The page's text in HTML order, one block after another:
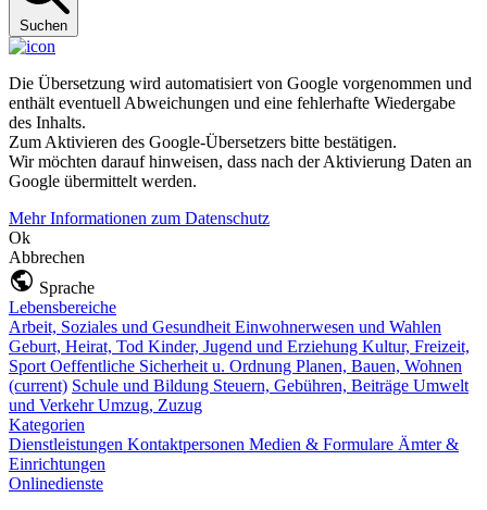
Suchen
Die Übersetzung wird automatisiert von Google vorgenommen und
enthält eventuell Abweichungen und eine fehlerhafte Wiedergabe
des Inhalts.
Zum Aktivieren des Google-Übersetzers bitte bestätigen.
Wir möchten darauf hinweisen, dass nach der Aktivierung Daten an
Google übermittelt werden.
Mehr Informationen zum Datenschutz
Ok
Abbrechen
Sprache
Lebensbereiche
Arbeit, Soziales und Gesundheit Einwohnerwesen und Wahlen
Geburt, Heirat, Tod Kinder, Jugend und Erziehung Kultur, Freizeit,
Sport Oeffentliche Sicherheit u. Ordnung Planen, Bauen, Wohnen
(current) Schule und Bildung Steuern, Gebühren, Beiträge Umwelt
und VerkehrUmzug, Zuzug
Kategorien
Dienstleistungen Kontaktpersonen Medien & Formulare Ämter &
Einrichtungen
Onlinedienste